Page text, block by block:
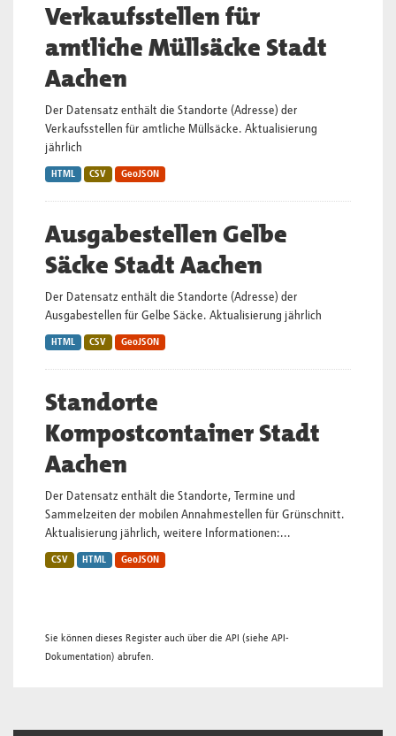
Verkaufsstellen für
amtliche Müllsäcke Stadt
Aachen
Der Datensatz enthält die Standorte (Adresse) der
Verkaufsstellen für amtliche Müllsäcke. Aktualisierung
jährlich
HTML CSV GeoJSON
Ausgabestellen Gelbe
Säcke Stadt Aachen
Der Datensatz enthält die Standorte (Adresse) der
Ausgabestellen für Gelbe Säcke. Aktualisierung jährlich
HTML CSV GeoJSON
Standorte
Kompostcontainer Stadt
Aachen
Der Datensatz enthält die Standorte, Termine und
Sammelzeiten der mobilen Annahmestellen für Grünschnitt.
Aktualisierung jährlich, weitere Informationen:...
CSV HTML GeoJSON
Sie können dieses Register auch über die API (siehe API-
Dokumentation) abrufen.